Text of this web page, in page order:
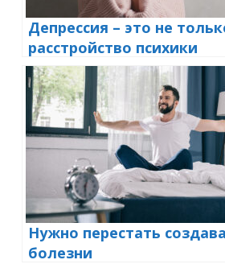
Депрессия – это не
расстройство психики
Нужно перестать
болезни